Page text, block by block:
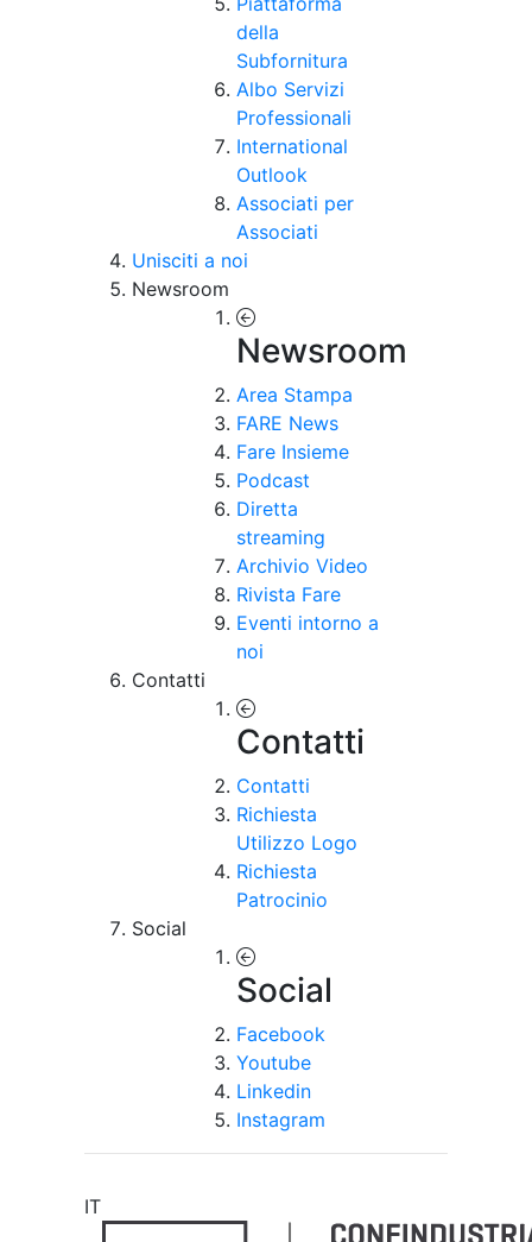
della
Subfornitura
Albo Servizi
Professionali
International
Outlook
Associati per
Associati
Unisciti a noi
Newsroom
Newsroom
Area Stampa
FARE News
Fare Insieme
Podcast
Diretta
streaming
Archivio Video
Rivista Fare
Eventi intorno a
noi
Contatti
Contatti
Contatti
Richiesta
Utilizzo Logo
Richiesta
Patrocinio
Social
Social
Facebook
Youtube
Linkedin
Instagram
IT